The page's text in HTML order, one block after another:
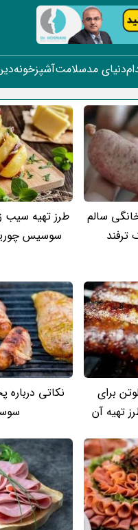
دنیای مدسلامتآشپزخونه
سالم
ترفند
طرز تهیه سیب
سوسیس
برای
تهیه آن
نکاتی